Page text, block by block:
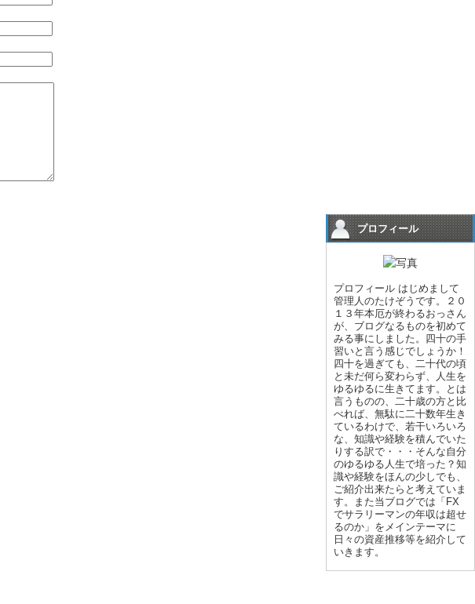
プロフィール
プロフィール はじめまして
管理人のたけぞうです。２０
１３年本厄が終わるおっさん
が、ブログなるものを初めて
みる事にしました。四十の手
習いと言う感じでしょうか！
四十を過ぎても、二十代の頃
と未だ何ら変わらず、人生を
ゆるゆるに生きてます。とは
言うものの、二十歳の方と比
べれば、無駄に二十数年生き
ているわけで、若干いろいろ
な、知識や経験を積んでいた
りする訳で・・・そんな自分
のゆるゆる人生で培った？知
識や経験をほんの少しでも、
ご紹介出来たらと考えていま
す。また当ブログでは「FX
でサラリーマンの年収は超せ
るのか」をメインテーマに
日々の資産推移等を紹介して
いきます。